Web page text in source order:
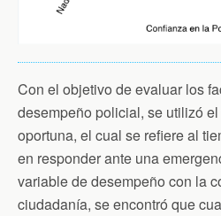
Con el objetivo de evaluar los
desempeño policial, se utilizó
oportuna, el cual se refiere al
en responder ante una
variable de desempeño con la
ciudadanía, se encontró que